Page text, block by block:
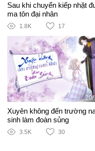
Sau khi chuyển kiếp nhặt
ma tôn đại nhân
1.8K 17
20/
Xuyên không đến trường
sinh làm đoàn sủng
3.5K 30